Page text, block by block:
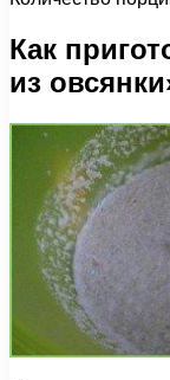
Как
из